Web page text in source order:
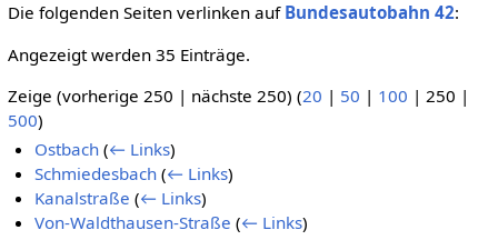
Die folgenden Seiten verlinken auf Bundesautobahn 42:
Angezeigt werden 35 Einträge.
Zeige (vorherige 250 | nächste 250) (20 | 50 | 100 | 250 |
500)
Ostbach (← Links)
Schmiedesbach (← Links)
Kanalstraße (← Links)
Von-Waldthausen-Straße (← Links)